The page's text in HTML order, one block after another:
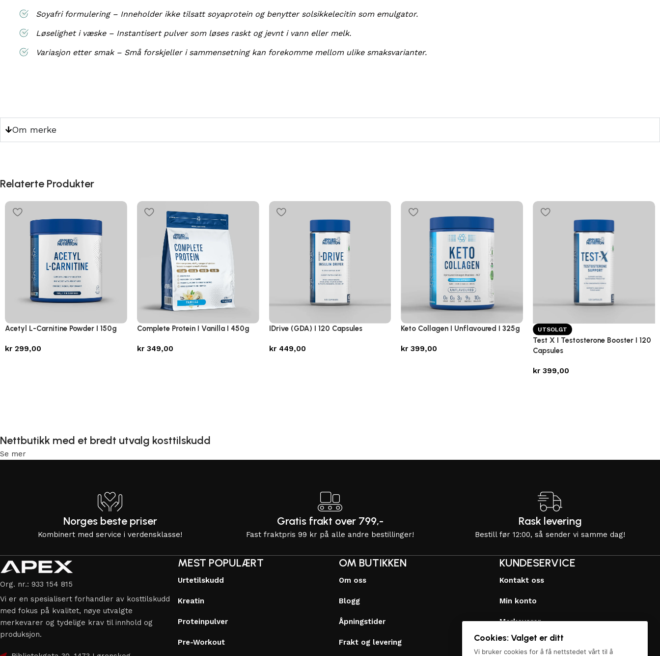
Soyafri formulering – Inneholder ikke tilsatt soyaprotein og benytter solsikkelecitin som emulgator.
Løselighet i væske – Instantisert pulver som løses raskt og jevnt i vann eller melk.
Variasjon etter smak – Små forskjeller i sammensetning kan forekomme mellom ulike smaksvarianter.
Om merke
Relaterte Produkter
Acetyl L-Carnitine Powder I 150g
kr 299,00
Complete Protein I Vanilla I 450g
kr349,00
IDrive (GDA) I 120 Capsules
kr449,00
Keto Collagen I Unflavoured I 325g
kr 399,00
UTSOLGT
Test X I Testosterone Booster I 120
Capsules
kr 399,00
Nettbutikk med et bredt utvalg kosttilskudd
Se mer
Norges beste priser
Kombinert med service i verdensklasse!
Gratis frakt over 799,-
Fast fraktpris 99 kr på alle andre bestillinger!
Rask levering
Bestill før 12:00, så sender vi samme dag!
Org. nr.: 933 154 815
Vi er en spesialisert forhandler av kosttilskudd
med fokus på kvalitet, nøye utvalgte
merkevarer og tydelige krav til innhold og
produksjon.
MEST POPULÆRT
Urtetilskudd
Kreatin
Proteinpulver
Pre-Workout
OM BUTIKKEN
Om oss
Blogg
Åpningstider
Frakt og levering
KUNDESERVICE
Kontakt oss
Min konto
Merkevarer
Personvernerklæring
Cookies: Valget er ditt
Vi bruker cookies for å få nettstedet vårt til å